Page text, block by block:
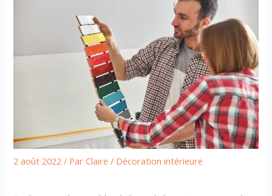
2 août 2022/ ParClaire/ Décoration intérieure